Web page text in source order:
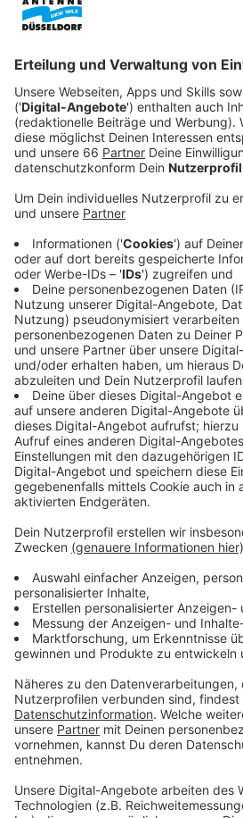
Veröffentlicht:
Anzeige
In Friedrichstadt wurden zwei
denen Haartransplantationen oder
Lippenaufpolsterungen angeboten
an der Graf-Adolf-Straße liefen
Haartransplantationen - allerdings
erheblichen hygienischen Mängeln.
Anzeige
Große Mengen Bargeld
Anzeige
Dazu wurden große Mengen
zugelassene Medikamente
von einem vermeintlich
zweiten Betrieb wurde einer
sich für knapp 500 Euro die
lassen - in Schwarzarbeit.
Anzeige
Gesundheitsamt bittet um
Anzeige
Das Gesundheitsamt bittet um
weiteren Verdacht auf illegale
Stutzig werden sollte man zum
besonders günstige Angebote
Vorkasse oder Barzahlung